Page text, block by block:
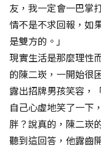
友，我一定會一巴掌
情不是不求回報，如
是雙方的。」
現實生活是那麼理性
的陳二崁，一開始很
露出招牌男孩笑容，
自己心虛地笑了一下
胖？說真的，陳二崁
聽到這回答，他露齒